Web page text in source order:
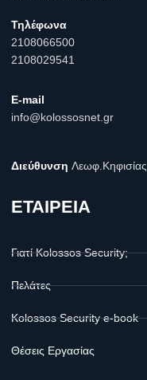
Τηλέφωνα
2108066500
2108029541
E-mail
info@kolossosnet.gr
Διεύθυνση
ΕΤΑΙΡΕΙΑ
Γιατί Kolossos Security;
Πελάτες
Kolossos Security e-book
Θέσεις Εργασίας